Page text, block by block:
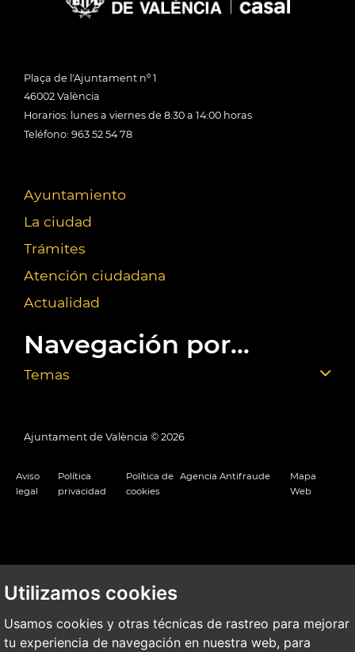
Utilizamos cookies
Usamos cookies y otras técnicas de rastreo para mejorar
tu experiencia de navegación en nuestra web, para
Plaça de l'Ajuntament nº 1
46002 València
Horarios: lunes a viernes de 8:30 a 14:00 horas
Teléfono: 963 52 54 78
Ayuntamiento
La ciudad
Trámites
Atención ciudadana
Actualidad
Navegación por...
Temas
Ajuntament de València © 2026
Aviso
legal
Política
privacidad
Política de
cookies
Agencia Antifraude
Mapa
Web